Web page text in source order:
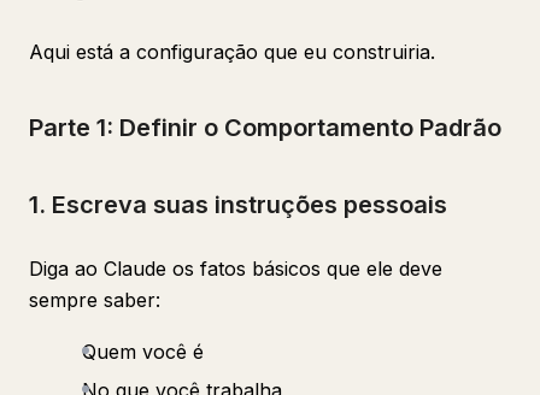
Aqui está a configuração que eu construiria.
Parte 1: Definir o Comportamento Padrão
1. Escreva suas instruções pessoais
Diga ao Claude os fatos básicos que ele deve
sempre saber:
Quem você é
No que você trabalha